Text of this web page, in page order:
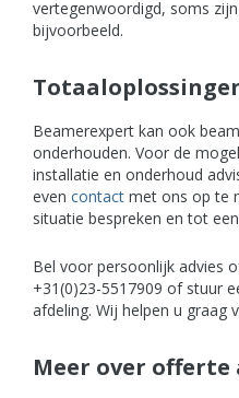
vertegenwoordigd, soms
bijvoorbeeld.
Beamerexpert kan ook
onderhouden. Voor de
installatie en onderhoud
even contact met ons op te
situatie bespreken en tot
Bel voor persoonlijk advies
+31(0)23-5517909 of stuur
afdeling. Wij helpen u graag
Meer over offerte